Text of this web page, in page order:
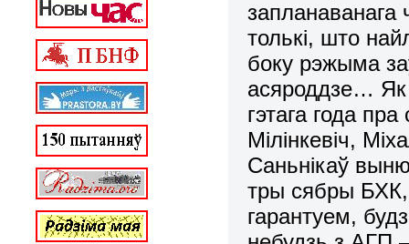
толькі, што
боку рэжыма
асяроддзе…
гэтага года пра
Мілінкевіч,
Саньнікаў
тры сябры БХК,
гарантуем,